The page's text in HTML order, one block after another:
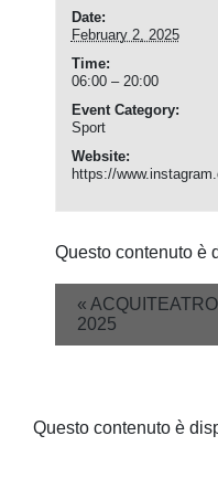
Date:
February 2, 2025
Time:
06:00 – 20:00
Event Category:
Sport
Website:
https://
Questo contenuto è
Event
Navigation
« ACQUITEATRO
2025
Questo contenuto è